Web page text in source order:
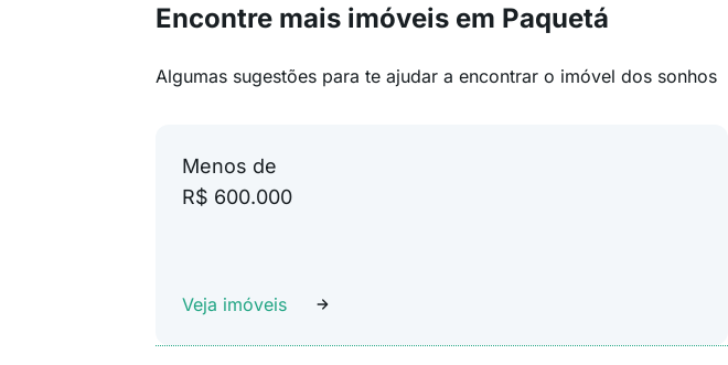
Encontre mais imóveis em Paquetá
Algumas sugestões para te ajudar a encontrar o imóvel dos sonhos
Menos de
R$ 600.000
Veja imóveis